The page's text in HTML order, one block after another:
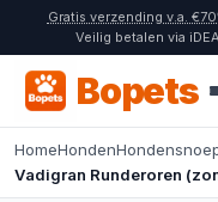
Gratis verzending v.a.
Veilig betalen via
Bopets
HomeHonden
Vadigran Runderoren